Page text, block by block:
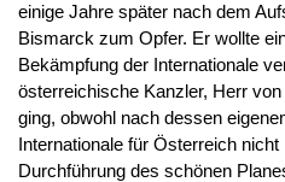
einige Jahre später nach dem
Bismarck zum Opfer. Er wollte
Bekämpfung der Internationale
österreichische Kanzler, Herr
ging, obwohl nach dessen
Internationale für Österreich
Durchführung des schönen